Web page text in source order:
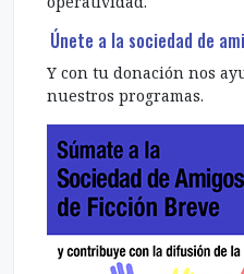
Únete a la sociedad de
Y con tu donación nos
nuestros programas.